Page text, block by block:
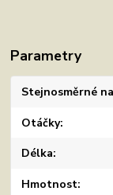
Parametry
Stejnosměrné
Otáčky
Délka
Hmotnost